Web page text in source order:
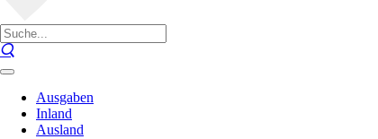
Ausgaben
Inland
Ausland